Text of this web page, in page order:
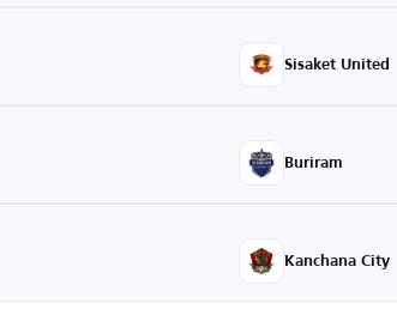
Sisaket United
Buriram
Kanchana City